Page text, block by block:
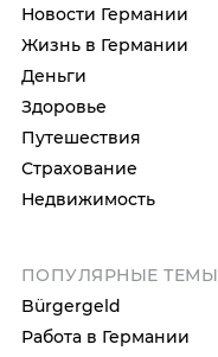
Новости Германии
Жизнь в Германии
Деньги
Здоровье
Путешествия
Страхование
Недвижимость
ПОПУЛЯРНЫЕ ТЕМЫ
Bürgergeld
Работа в Германии